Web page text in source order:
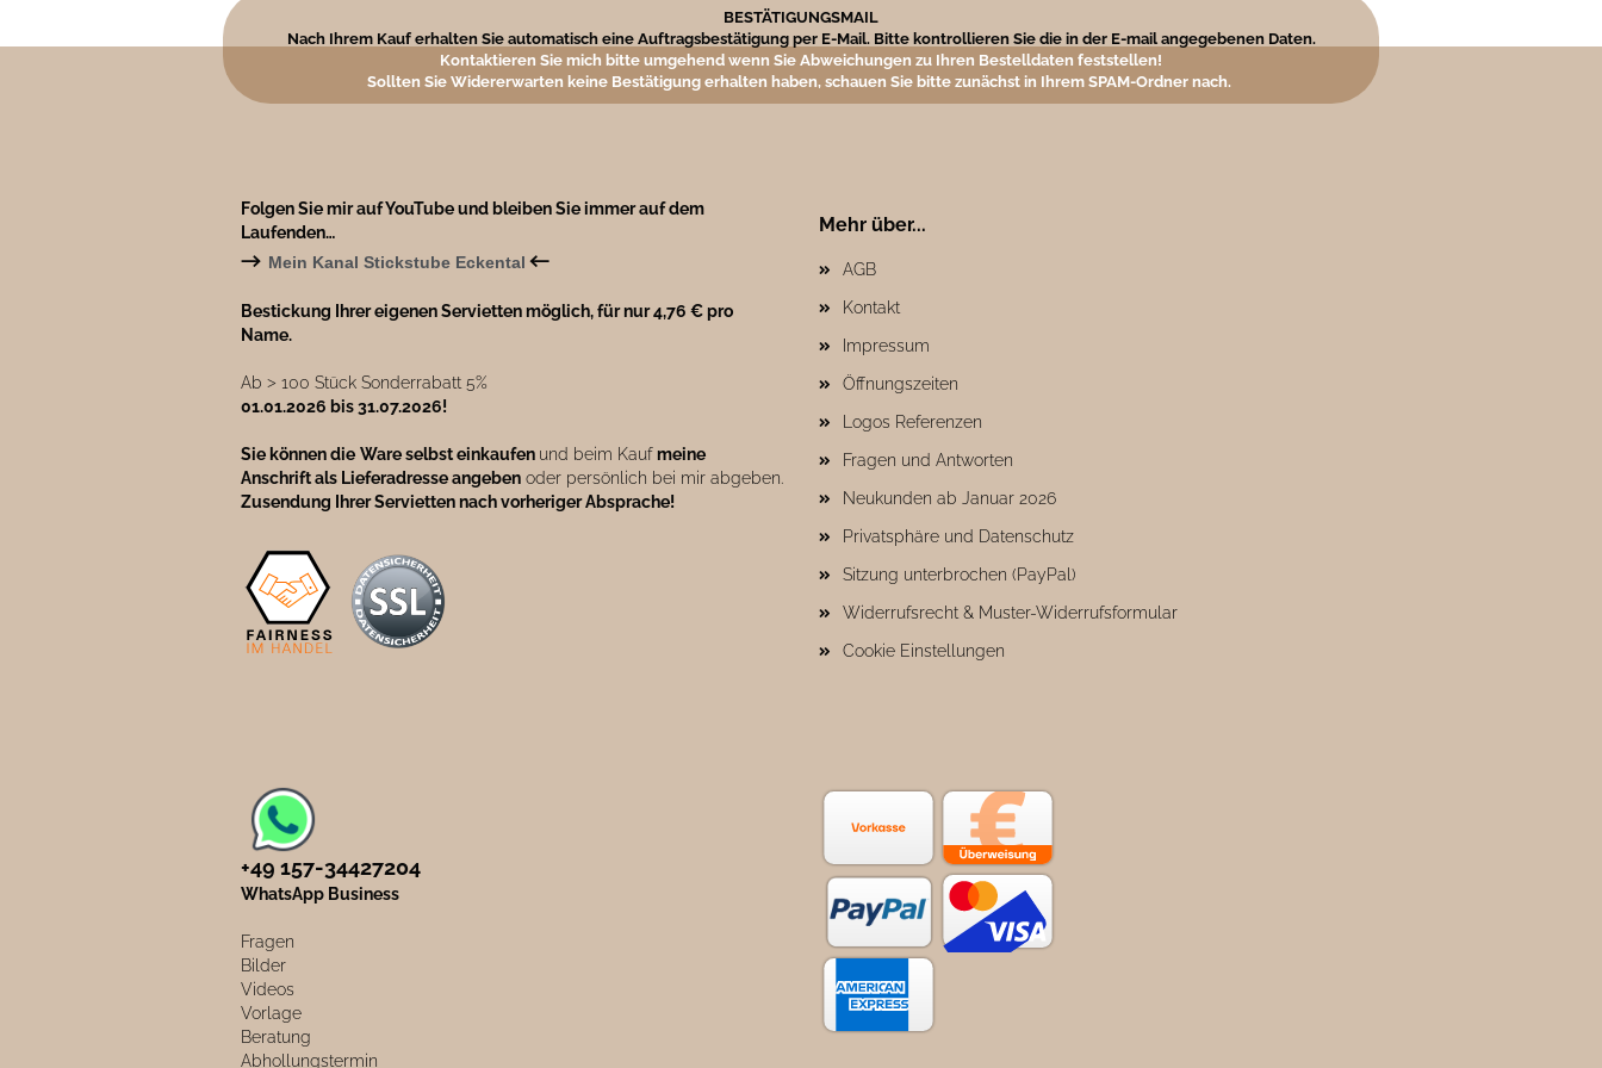
BESTÄTIGUNGSMAIL
Nach Ihrem Kauf erhalten Sie automatisch eine Auftragsbestätigung per E-Mail. Bitte kontrollieren Sie die in der E-mail angegebenen Daten.
Kontaktieren Sie mich bitte umgehend wenn Sie Abweichungen zu Ihren Bestelldaten feststellen!
Sollten Sie Widererwarten keine Bestätigung erhalten haben, schauen Sie bitte zunächst in Ihrem SPAM-Ordner nach.
Folgen Sie mir auf YouTube und bleiben Sie immer auf dem
Laufenden…
→ Mein Kanal Stickstube Eckental ←
Bestickung Ihrer eigenen Servietten möglich, für nur 4,76 € pro
Name.
Ab ˃ 100 Stück Sonderrabatt 5%
01.01.2026 bis 31.07.2026!
Sie können die Ware selbst einkaufen und beim Kaufmeine
Anschrift als Lieferadresse angeben oder persönlich bei mir abgeben.
Zusendung Ihrer Servietten nach vorheriger Absprache!
Mehr über...
AGB
Kontakt
Impressum
Öffnungszeiten
Logos Referenzen
Fragen und Antworten
Neukunden ab Januar 2026
Privatsphäre und Datenschutz
Sitzung unterbrochen (PayPal)
Widerrufsrecht & Muster-Widerrufsformular
Cookie Einstellungen
+49 157-34427204​
WhatsApp Business
Fragen
Bilder
Videos
Vorlage
Beratung
Abhollungstermin